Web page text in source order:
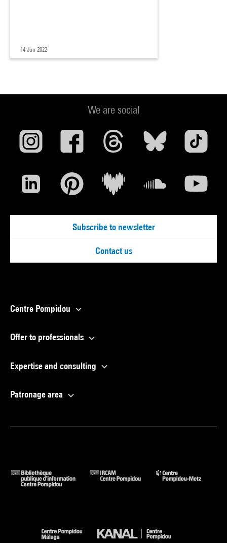
14 Jun 2022
We are social
Subscribe to newsletter
Contact us
Centre Pompidou
Offer to professionals
Expertise and consulting
Patronage area